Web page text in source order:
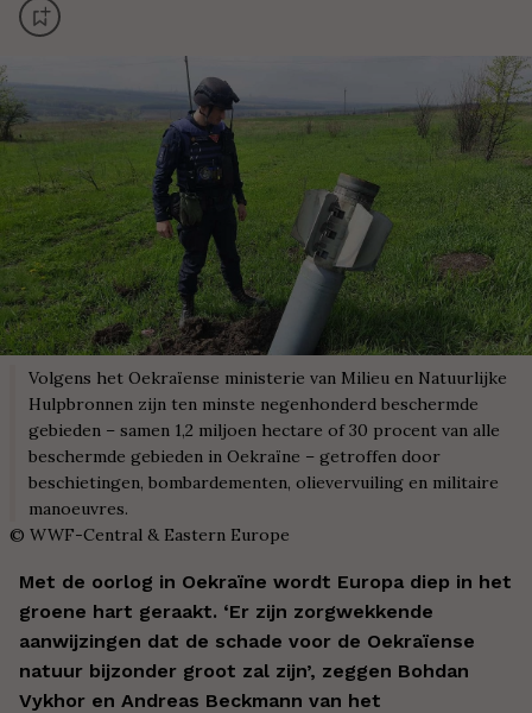
Volgens het Oekraïense ministerie van Milieu en Natuurlijke
Hulpbronnen zijn ten minste negenhonderd beschermde
gebieden – samen 1,2 miljoen hectare of 30 procent van alle
beschermde gebieden in Oekraïne – getroffen door
beschietingen, bombardementen, olievervuiling en militaire
manoeuvres.
© WWF-Central & Eastern Europe
Met de oorlog in Oekraïne wordt Europa diep in het
groene hart geraakt. ‘Er zijn zorgwekkende
aanwijzingen dat de schade voor de Oekraïense
natuur bijzonder groot zal zijn’, zeggen Bohdan
Vykhor en Andreas Beckmann van het